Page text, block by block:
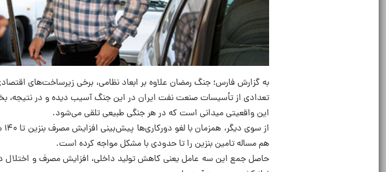
به گزارش فارس؛ جنگ رمضان علاوه بر ابعاد نظامی، برخی زیرساخت‌های
تعدادی از تأسیسات صنعت نفت ایران در این جنگ آسیب دیده و در نتیجه،
این واقعیتی میدانی است که در هر جنگی طبیعی تلقی می‌شود.
هم مساله تامین بنزین را تا حدودی با مشکل مواجه کرده است.